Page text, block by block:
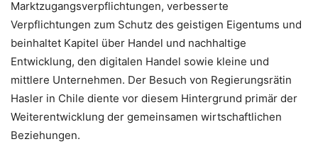
Marktzugangsverpflichtungen, verbesserte
Verpflichtungen zum Schutz des geistigen Eigentums und
beinhaltet Kapitel über Handel und nachhaltige
Entwicklung, den digitalen Handel sowie kleine und
mittlere Unternehmen. Der Besuch von Regierungsrätin
Hasler in Chile diente vor diesem Hintergrund primär der
Weiterentwicklung der gemeinsamen wirtschaftlichen
Beziehungen.